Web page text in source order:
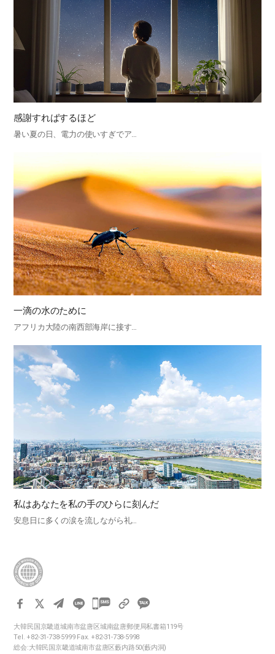
感謝すればするほど
暑い夏の日、電力の使いすぎでア…
一滴の水のために
アフリカ大陸の南西部海岸に接す…
私はあなたを私の手のひらに刻んだ
安息日に多くの涙を流しながら礼…
카
오
톡
大韓民国京畿道城南市盆唐区城南盆唐郵便局私書箱119号
Tel. +82-31-738-5999 Fax. +82-31-738-5998
総会:大韓民国京畿道城南市盆唐区藪内路50(藪内洞)